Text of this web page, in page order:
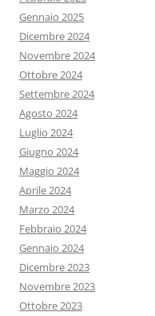
Gennaio 2025
Dicembre 2024
Novembre 2024
Ottobre 2024
Settembre 2024
Agosto 2024
Luglio 2024
Giugno 2024
Maggio 2024
Aprile 2024
Marzo 2024
Febbraio 2024
Gennaio 2024
Dicembre 2023
Novembre 2023
Ottobre 2023